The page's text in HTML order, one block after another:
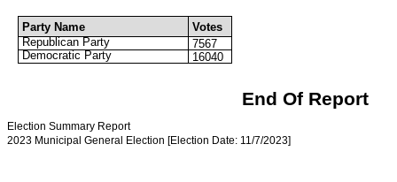
Party Name
Votes
Republican Party
7567
Democratic Party
16040
End Of Report
Election Summary Report
2023 Municipal General Election [Election Date: 11/7/2023]